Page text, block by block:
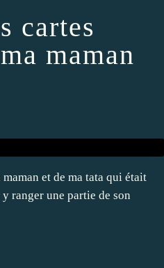
cartes
maman
et de ma tata qui était
ranger une partie de son